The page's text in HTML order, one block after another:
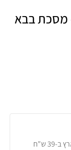
מסכת בבא
שליח עד הבית לכל רחבי הארץ ב-39 ש"ח